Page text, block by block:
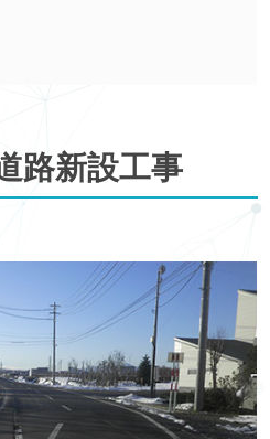
路新設工事